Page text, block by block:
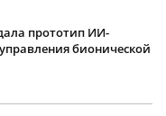
прототип ИИ-
бионической